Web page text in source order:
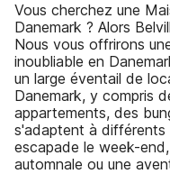
Vous cherchez une
Danemark ? Alors
Nous vous offrirons
inoubliable en
un large éventail de
Danemark, y compris
appartements, des
s'adaptent à différents
escapade le week-
automnale ou une